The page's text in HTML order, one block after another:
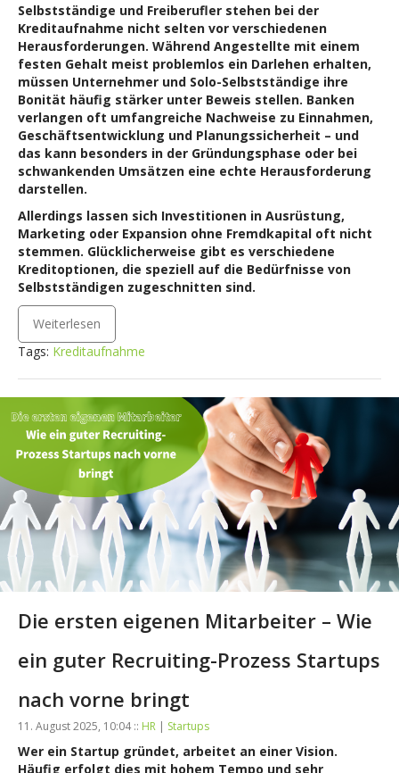
Selbstständige und Freiberufler stehen bei der
Kreditaufnahme nicht selten vor verschiedenen
Herausforderungen. Während Angestellte mit einem
festen Gehalt meist problemlos ein Darlehen erhalten,
müssen Unternehmer und Solo-Selbstständige ihre
Bonität häufig stärker unter Beweis stellen. Banken
verlangen oft umfangreiche Nachweise zu Einnahmen,
Geschäftsentwicklung und Planungssicherheit – und
das kann besonders in der Gründungsphase oder bei
schwankenden Umsätzen eine echte Herausforderung
darstellen.
Allerdings lassen sich Investitionen in Ausrüstung,
Marketing oder Expansion ohne Fremdkapital oft nicht
stemmen. Glücklicherweise gibt es verschiedene
Kreditoptionen, die speziell auf die Bedürfnisse von
Selbstständigen zugeschnitten sind.
Weiterlesen
Tags: Kreditaufnahme
Die ersten eigenen Mitarbeiter – Wie
ein guter Recruiting-Prozess Startups
nach vorne bringt
11. August 2025, 10:04 :: HR | Startups
Wer ein Startup gründet, arbeitet an einer Vision.
Häufig erfolgt dies mit hohem Tempo und sehr